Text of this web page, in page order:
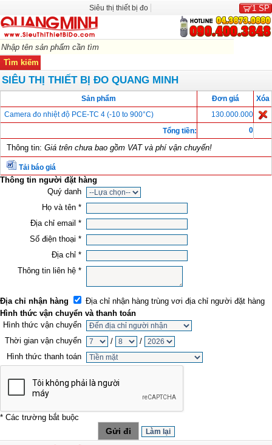
Siêu thị thiết bị đo 1 SP
SIÊU THỊ THIẾT BỊ ĐO QUANG MINH
Sản phẩm Đơn giá
Xóa
Camera đo nhiệt độ PCE-TC 4 (-10 to 900°C)
130.000.000
Tổng tiền:
0
Thông tin: Giá trên chưa bao gồm VAT và phí vận chuyển!
Tải báo giá
Thông tin người đặt hàng
Quý danh
Họ và tên *
Địa chỉ email *
Số điện thoại *
Địa chỉ *
Thông tin liên hệ *
Địa chỉ nhận hàng
Địa chỉ nhận hàng trùng vơi địa chỉ người đặt hàng
Hình thức vận chuyển và thanh toán
Hình thức vận chuyển
Thời gian vận chuyển
/
/
Hình thức thanh toán
* Các trường bắt buộc